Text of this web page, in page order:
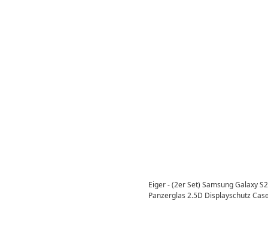
Eiger - (2er Set) Samsung Galaxy
Panzerglas 2.5D Displayschutz